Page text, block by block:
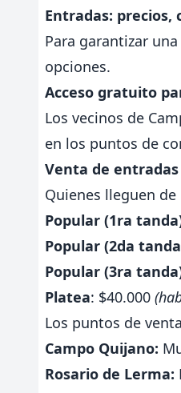
Entradas:
Para garantizar
opciones.
Acceso gratuito
Los vecinos de
en los puntos de
Venta de
Quienes lleguen
Popular (1ra
Popular (2da
Popular (3ra
Platea: $40.000
Los puntos de
Campo Quijano:
Rosario de Lerma: